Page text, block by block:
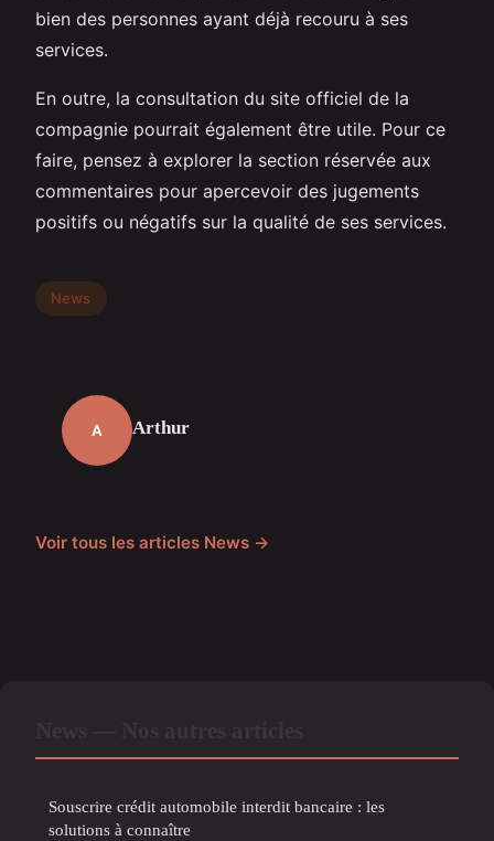
bien des personnes ayant déjà recouru à ses
services.
En outre, la consultation du site officiel de la
compagnie pourrait également être utile. Pour ce
faire, pensez à explorer la section réservée aux
commentaires pour apercevoir des jugements
positifs ou négatifs sur la qualité de ses services.
News
A Arthur
Voir tous les articles News →
Souscrire crédit automobile interdit bancaire : les
solutions à connaître